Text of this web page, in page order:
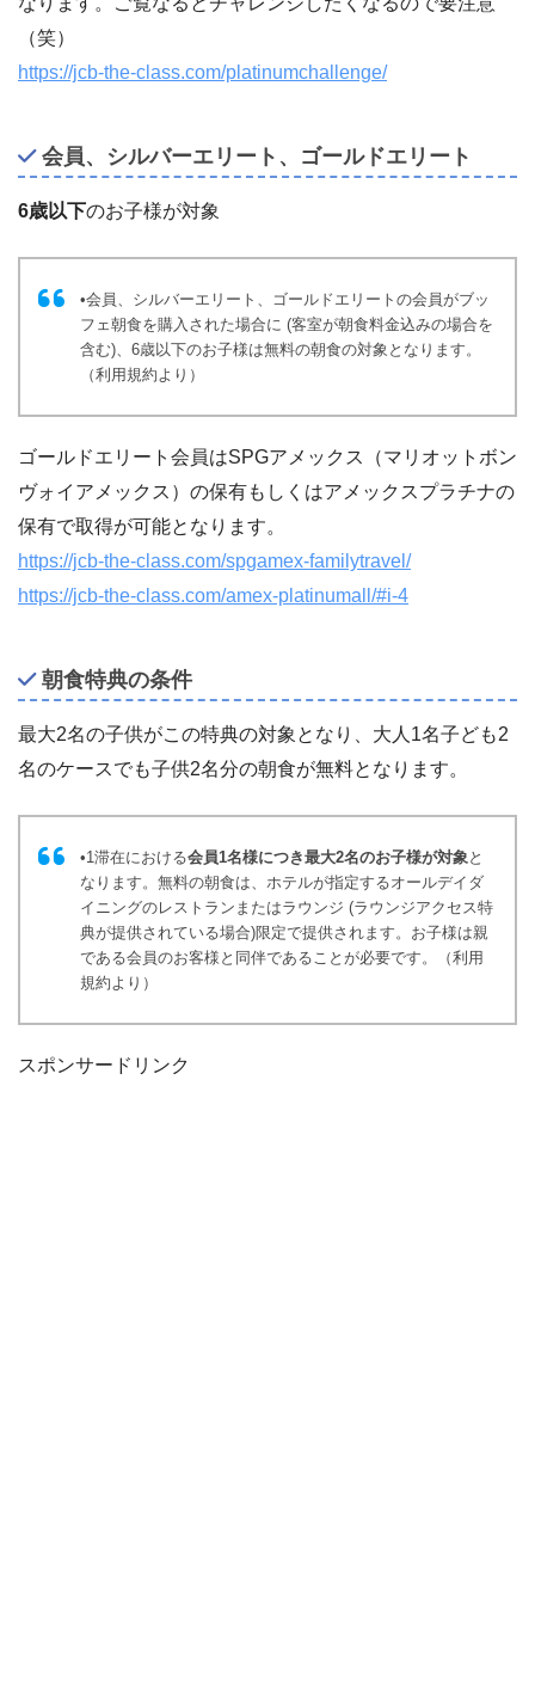
（笑）
https://jcb-the-class.com/platinumchallenge/
会員、シルバーエリート、ゴールドエリート
6歳以下のお子様が対象
•会員、シルバーエリート、ゴールドエリートの会員がブッ
フェ朝食を購入された場合に (客室が朝食料金込みの場合を
含む)、6歳以下のお子様は無料の朝食の対象となります。
（利用規約より）
ゴールドエリート会員はSPGアメックス（マリオットボン
ヴォイアメックス）の保有もしくはアメックスプラチナの
保有で取得が可能となります。
https://jcb-the-class.com/spgamex-familytravel/
https://jcb-the-class.com/amex-platinumall/#i-4
朝食特典の条件
最大2名の子供がこの特典の対象となり、大人1名子ども2
名のケースでも子供2名分の朝食が無料となります。
•1滞在における会員1名様につき最大2名のお子様が対象 と
なります。無料の朝食は、ホテルが指定するオールデイダ
イニングのレストランまたはラウンジ (ラウンジアクセス特
典が提供されている場合)限定で提供されます。お子様は親
である会員のお客様と同伴であることが必要です。（利用
規約より）
スポンサードリンク